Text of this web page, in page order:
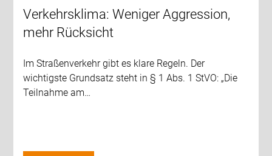
Verkehrsklima: Weniger Aggression,
mehr Rücksicht
Im Straßenverkehr gibt es klare Regeln. Der
wichtigste Grundsatz steht in § 1 Abs. 1 StVO: „Die
Teilnahme am…